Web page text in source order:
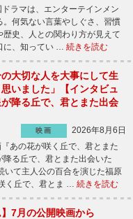
ラマは、エンターテインメン
。何気ない言葉やしぐさ、習慣
史、人との関わり方が見えて
に、知ってい … 続きを読む
大切な人を大事にして生
いました」【インタビュ
降る丘で、君とまた出会
映画
2026年8月6日
あの花が咲く丘で、君とまた
る丘で、君とまた出会いた
いて主人公の百合を演じた福原
く丘で、君とま … 続きを読む
】7月の公開映画から